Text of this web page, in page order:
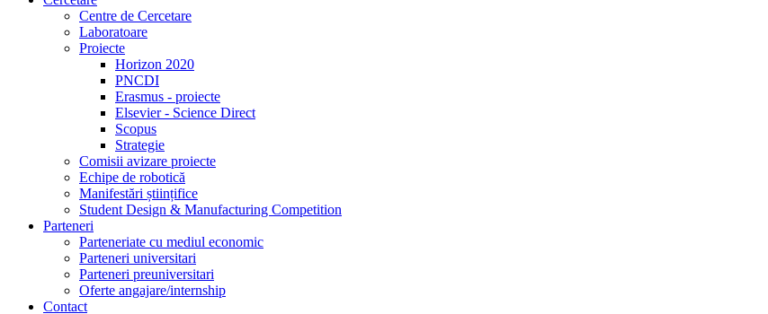
Centre de Cercetare
Laboratoare
Proiecte
Horizon 2020
PNCDI
Erasmus - proiecte
Elsevier - Science Direct
Scopus
Strategie
Comisii avizare proiecte
Echipe de robotică
Manifestări științifice
Student Design & Manufacturing Competition
Parteneri
Parteneriate cu mediul economic
Parteneri universitari
Parteneri preuniversitari
Oferte angajare/internship
Contact